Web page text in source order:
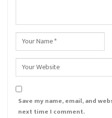
Save my name, email, and
next time I comment.